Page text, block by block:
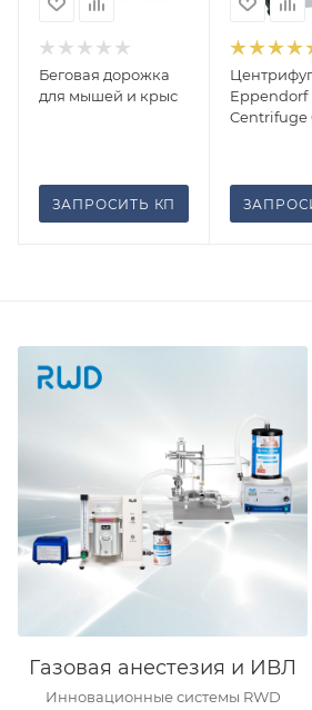
Беговая дорожка
для мышей и крыс
ЗАПРОСИТЬ КП
Eppendorf
Centrifuge
Газовая анестезия и ИВЛ
Инновационные системы RWD